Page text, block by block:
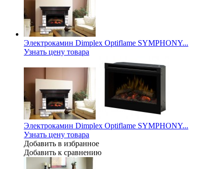
Электрокамин Dimplex Optiflame SYMPHONY...
Узнать цену товара
Электрокамин Dimplex Optiflame SYMPHONY...
Узнать цену товара
Добавить в избранное
Добавить к сравнению